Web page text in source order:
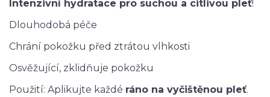
Intenzivní hydratace pro suchou a citlivou pleť!
Dlouhodobá péče
Chrání pokožku před ztrátou vlhkosti
Osvěžující, zklidňuje pokožku
Použití: Aplikujte každé ráno na vyčištěnou pleť.